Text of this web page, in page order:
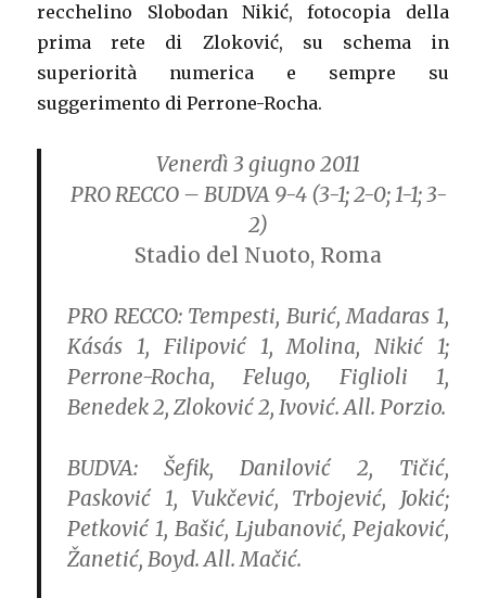
recchelino Slobodan Nikić, fotocopia della
prima rete di Zloković, su schema in
superiorità numerica e sempre su
suggerimento di Perrone-Rocha.
Venerdì 3 giugno 2011
PRO RECCO – BUDVA 9-4 (3-1; 2-0; 1-1; 3-
2)
Stadio del Nuoto, Roma
PRO RECCO:Tempesti, Burić, Madaras 1,
Kásás 1, Filipović 1, Molina, Nikić 1;
Perrone-Rocha, Felugo, Figlioli 1,
Benedek 2, Zloković 2, Ivović. All. Porzio.
BUDVA: Šefik, Danilović 2, Tičić,
Pasković 1, Vukčević, Trbojević, Jokić;
Petković 1, Bašić, Ljubanović, Pejaković,
Žanetić, Boyd. All. Mačić.